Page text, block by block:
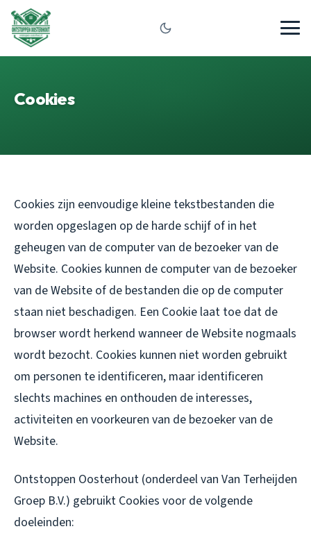
Cookies
Cookies zijn eenvoudige kleine tekstbestanden die
worden opgeslagen op de harde schijf of in het
geheugen van de computer van de bezoeker van de
Website. Cookies kunnen de computer van de bezoeker
van de Website of de bestanden die op de computer
staan niet beschadigen. Een Cookie laat toe dat de
browser wordt herkend wanneer de Website nogmaals
wordt bezocht. Cookies kunnen niet worden gebruikt
om personen te identificeren, maar identificeren
slechts machines en onthouden de interesses,
activiteiten en voorkeuren van de bezoeker van de
Website.
Ontstoppen Oosterhout (onderdeel van Van Terheijden
Groep B.V.) gebruikt Cookies voor de volgende
doeleinden: